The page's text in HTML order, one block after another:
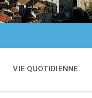
VIE QUOTIDIENNE